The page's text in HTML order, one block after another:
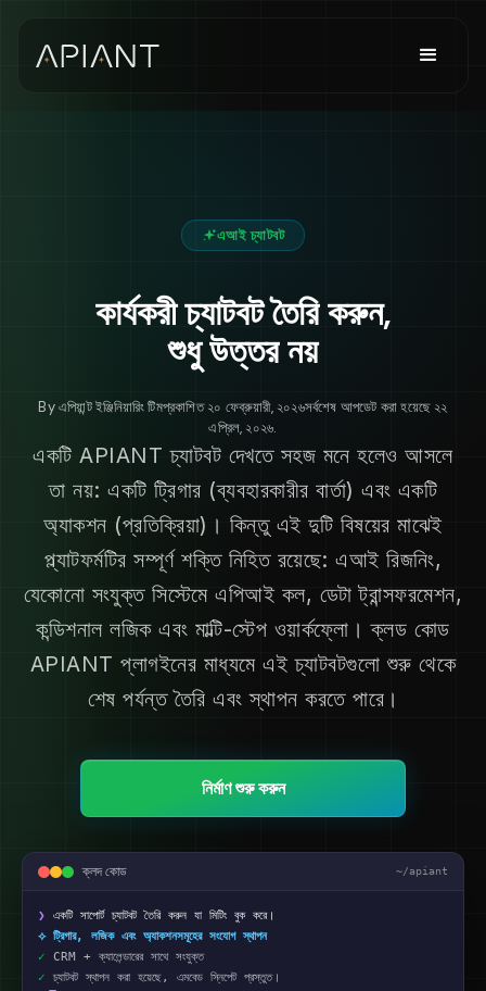
এআই চ্যাটবট
কার্যকরী চ্যাটবট তৈরি করুন,
শুধু উত্তর নয়
Byএপিয়ান্ট ইঞ্জিনিয়ারিং টিমপ্রকাশিত২০ ফেব্রুয়ারী, ২০২৬সর্বশেষ আপডেট করা হয়েছে২২
এপ্রিল, ২০২৬.
একটি APIANT চ্যাটবট দেখতে সহজ মনে হলেও আসলে
তা নয়: একটি ট্রিগার (ব্যবহারকারীর বার্তা) এবং একটি
অ্যাকশন (প্রতিক্রিয়া)। কিন্তু এই দুটি বিষয়ের মাঝেই
প্ল্যাটফর্মটির সম্পূর্ণ শক্তি নিহিত রয়েছে: এআই রিজনিং,
যেকোনো সংযুক্ত সিস্টেমে এপিআই কল, ডেটা ট্রান্সফরমেশন,
কন্ডিশনাল লজিক এবং মাল্টি-স্টেপ ওয়ার্কফ্লো। ক্লড কোড
APIANT প্লাগইনের মাধ্যমে এই চ্যাটবটগুলো শুরু থেকে
শেষ পর্যন্ত তৈরি এবং স্থাপন করতে পারে।
নির্মাণ শুরু করুন
ক্লদ কোড ~/apiant
❯
একটি সাপোর্ট চ্যাটবট তৈরি করুন যা মিটিং বুক করে।
⟡ ট্রিগার, লজিক এবং অ্যাকশনসমূহের সংযোগ স্থাপন
✓ CRM + ক্যালেন্ডারের সাথে সংযুক্ত
✓ চ্যাটবট স্থাপন করা হয়েছে, এমবেড স্নিপেট প্রস্তুত।